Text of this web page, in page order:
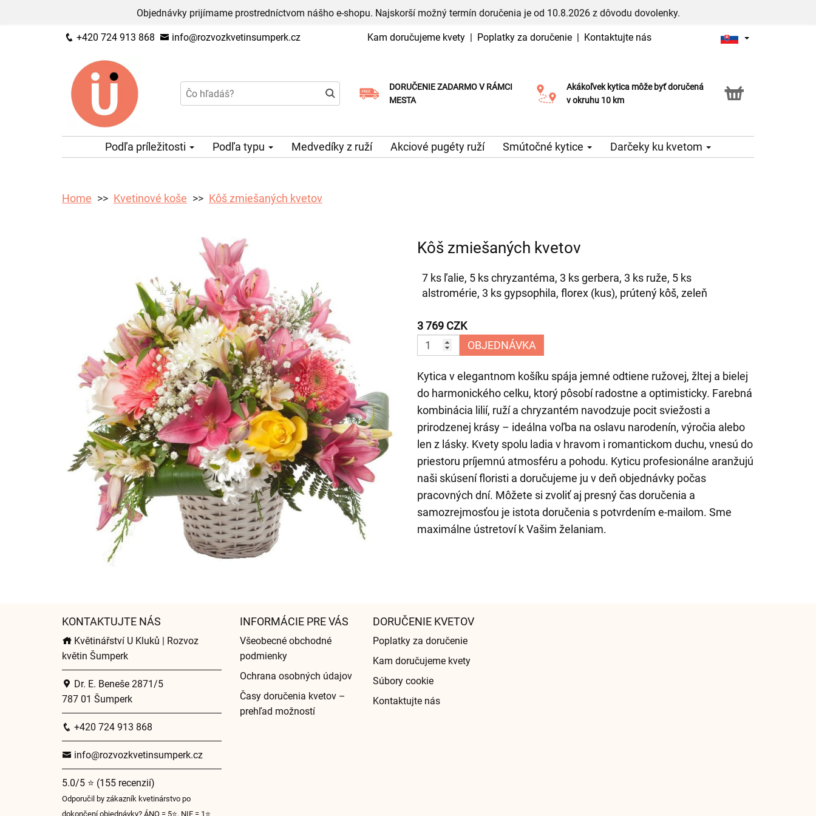
Objednávky prijímame prostredníctvom nášho e-shopu. Najskorší možný termín doručenia je od 10.8.2026 z dôvodu dovolenky.
+420 724 913 868 info@rozvozkvetinsumperk.cz Kam doručujeme kvety | Poplatky za doručenie | Kontaktujte nás
DORUČENIE ZADARMO V RÁMCI
MESTA
Akákoľvek kytica môže byť doručená
v okruhu 10 km
Služba Click & Collect
Podľa príležitosti Podľa typu Medvedíky z ruží Akciové pugéty ruží Smútočné kytice Darčeky ku kvetom
Home Kvetinové koše Kôš zmiešaných kvetov
Kôš zmiešaných kvetov
7 ks ľalie, 5 ks chryzantéma, 3 ks gerbera, 3 ks ruže, 5 ks
alstromérie, 3 ks gypsophila, florex (kus), prútený kôš, zeleň
3 769 CZK
OBJEDNÁVKA
Kytica v elegantnom košíku spája jemné odtiene ružovej, žltej a bielej
do harmonického celku, ktorý pôsobí radostne a optimisticky. Farebná
kombinácia lilií, ruží a chryzantém navodzuje pocit sviežosti a
prirodzenej krásy – ideálna voľba na oslavu narodenín, výročia alebo
len z lásky. Kvety spolu ladia v hravom i romantickom duchu, vnesú do
priestoru príjemnú atmosféru a pohodu. Kyticu profesionálne aranžujú
naši skúsení floristi a doručujeme ju v deň objednávky počas
pracovných dní. Môžete si zvoliť aj presný čas doručenia a
samozrejmosťou je istota doručenia s potvrdením e-mailom. Sme
maximálne ústretoví k Vašim želaniam.
KONTAKTUJTE NÁS
Květinářství U Kluků | Rozvoz
květin Šumperk
Dr. E. Beneše 2871/5
787 01 Šumperk
+420 724 913 868
info@rozvozkvetinsumperk.cz
5.0/5 ⭐ (155 recenzií)
Odporučil by zákazník kvetinárstvo po
dokončení objednávky? ÁNO = 5⭐, NIE = 1⭐
INFORMÁCIE PRE VÁS
Všeobecné obchodné
podmienky
Ochrana osobných údajov
Časy doručenia kvetov –
prehľad možností
DORUČENIE KVETOV
Poplatky za doručenie
Kam doručujeme kvety
Súbory cookie
Kontaktujte nás